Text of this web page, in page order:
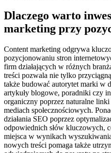
Dlaczego warto
marketing przy
Content marketing odgrywa
pozycjonowaniu stron
firm działających w różnych
treści pozwala nie tylko
także budować autorytet marki w
artykuły blogowe, poradniki czy
organiczny poprzez naturalne
mediach społecznościowych.
działania SEO poprzez
odpowiednich słów kluczowych,
miejsca w wynikach
nowych treści pomaga także